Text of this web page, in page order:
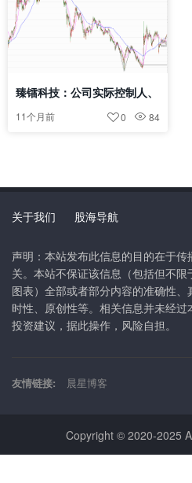
臻镭科技：公司实际控制人、
董事长郁发新被实施留置措施
11个月前 84
0
关于我们 股海导航
声明：本站发布此信息的目的在于
关。本站不保证该信息（包括但不
图表）全部或者部分内容的准确性
时性、原创性等。相关信息并未经
投资建议，据此操作，风险自担。
友情链接: 晨星博客
Copyright © 2020-2025